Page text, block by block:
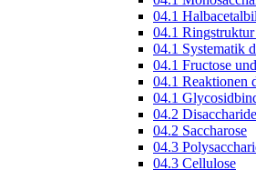
04.1
04.1
04.1 Systematik
04.1 Fructose
04.1 Reaktionen
04.1
04.2 Disaccharide
04.2 Saccharose
04.3
04.3 Cellulose